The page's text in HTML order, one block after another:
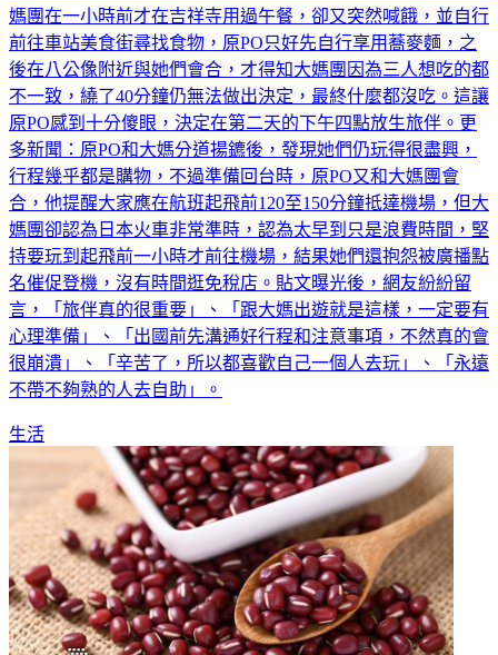
前往車站美食街尋找食物，原PO只好先自行享用蕎麥麵，之
後在八公像附近與她們會合，才得知大媽團因為三人想吃的都
不一致，繞了40分鐘仍無法做出決定，最終什麼都沒吃。這讓
原PO感到十分傻眼，決定在第二天的下午四點放生旅伴。更
多新聞：原PO和大媽分道揚鑣後，發現她們仍玩得很盡興，
行程幾乎都是購物，不過準備回台時，原PO又和大媽團會
合，他提醒大家應在航班起飛前120至150分鐘抵達機場，但大
媽團卻認為日本火車非常準時，認為太早到只是浪費時間，堅
持要玩到起飛前一小時才前往機場，結果她們還抱怨被廣播點
名催促登機，沒有時間逛免稅店。貼文曝光後，網友紛紛留
言，「旅伴真的很重要」、「跟大媽出遊就是這樣，一定要有
心理準備」、「出國前先溝通好行程和注意事項，不然真的會
很崩潰」、「辛苦了，所以都喜歡自己一個人去玩」、「永遠
不帶不夠熟的人去自助」。